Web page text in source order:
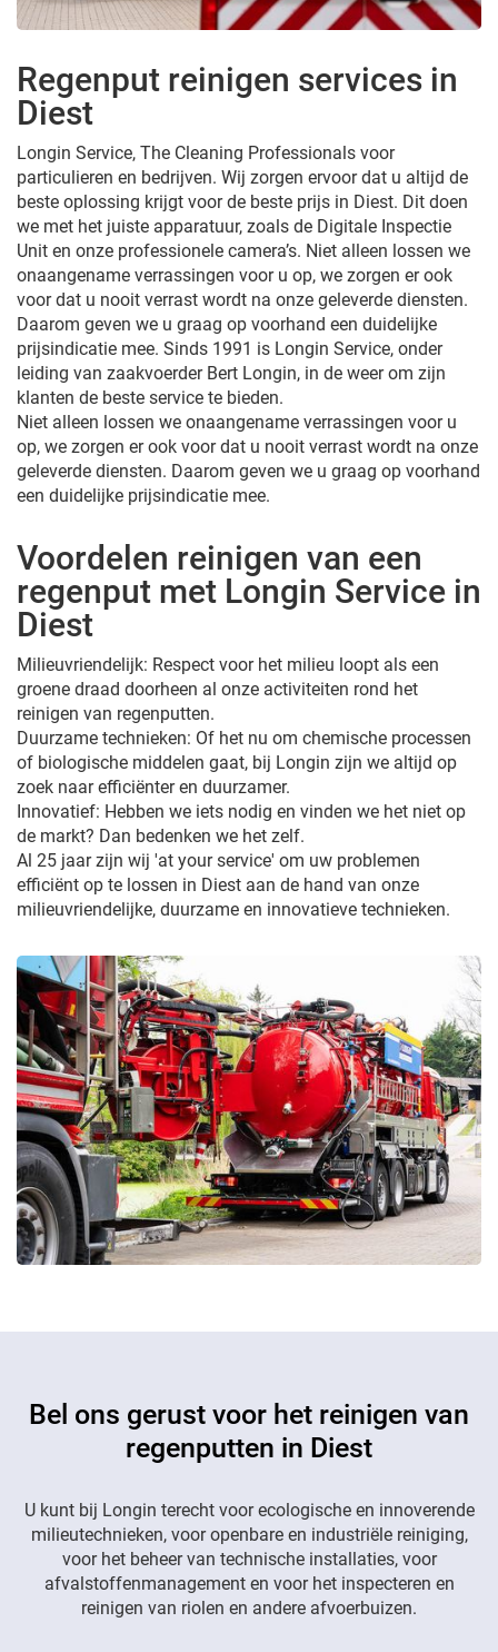
Regenput reinigen services in
Diest
Longin Service, The Cleaning Professionals voor
particulieren en bedrijven. Wij zorgen ervoor dat u altijd de
beste oplossing krijgt voor de beste prijs in Diest. Dit doen
we met het juiste apparatuur, zoals de Digitale Inspectie
Unit en onze professionele camera’s. Niet alleen lossen we
onaangename verrassingen voor u op, we zorgen er ook
voor dat u nooit verrast wordt na onze geleverde diensten.
Daarom geven we u graag op voorhand een duidelijke
prijsindicatie mee. Sinds 1991 is Longin Service, onder
leiding van zaakvoerder Bert Longin, in de weer om zijn
klanten de beste service te bieden.
Niet alleen lossen we onaangename verrassingen voor u
op, we zorgen er ook voor dat u nooit verrast wordt na onze
geleverde diensten. Daarom geven we u graag op voorhand
een duidelijke prijsindicatie mee.
Voordelen reinigen van een
regenput met Longin Service in
Diest
Milieuvriendelijk: Respect voor het milieu loopt als een
groene draad doorheen al onze activiteiten rond het
reinigen van regenputten.
Duurzame technieken: Of het nu om chemische processen
of biologische middelen gaat, bij Longin zijn we altijd op
zoek naar efficiënter en duurzamer.
Innovatief: Hebben we iets nodig en vinden we het niet op
de markt? Dan bedenken we het zelf.
Al 25 jaar zijn wij 'at your service' om uw problemen
efficiënt op te lossen in Diest aan de hand van onze
milieuvriendelijke, duurzame en innovatieve technieken.
Bel ons gerust voor het reinigen van
regenputten in Diest
U kunt bij Longin terecht voor ecologische en innoverende
milieutechnieken, voor openbare en industriële reiniging,
voor het beheer van technische installaties, voor
afvalstoffenmanagement en voor het inspecteren en
reinigen van riolen en andere afvoerbuizen.